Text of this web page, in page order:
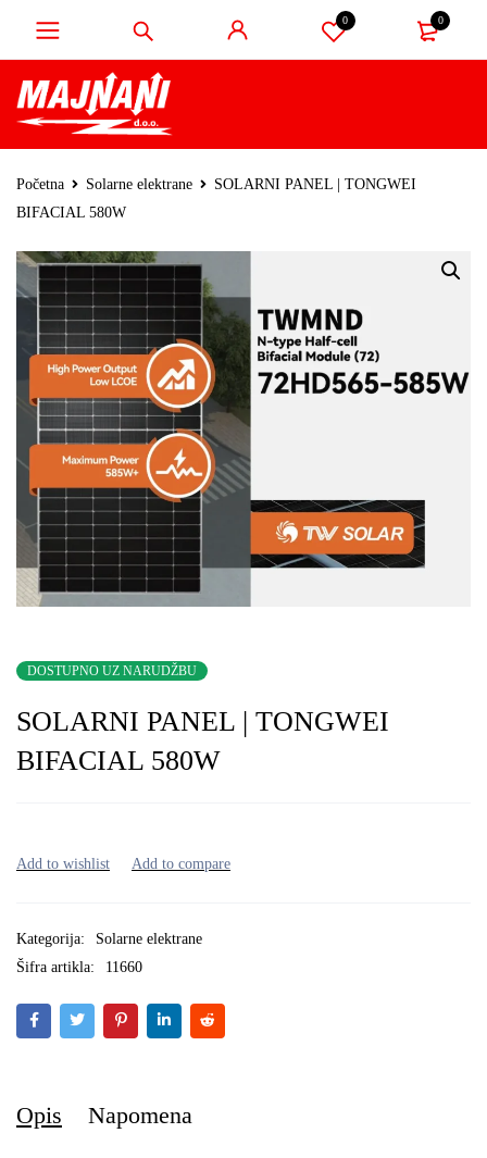
0 0
Početna Solarne elektrane
SOLARNI PANEL | TONGWEI
BIFACIAL 580W
DOSTUPNO UZ NARUDŽBU
SOLARNI PANEL | TONGWEI
BIFACIAL 580W
Kategorija:
Solarne elektrane
Šifra artikla:
11660
Opis Napomena